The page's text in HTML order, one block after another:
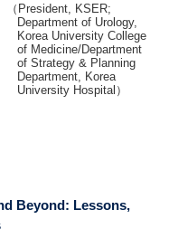
（President, KSER;
Department of Urology,
Korea University College
of Medicine/Department
of Strategy & Planning
Department, Korea
University Hospital）
Beyond: Lessons,